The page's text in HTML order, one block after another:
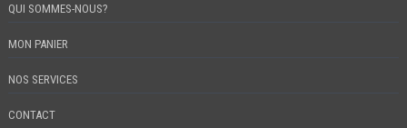
QUI SOMMES-NOUS?
MON PANIER
NOS SERVICES
CONTACT